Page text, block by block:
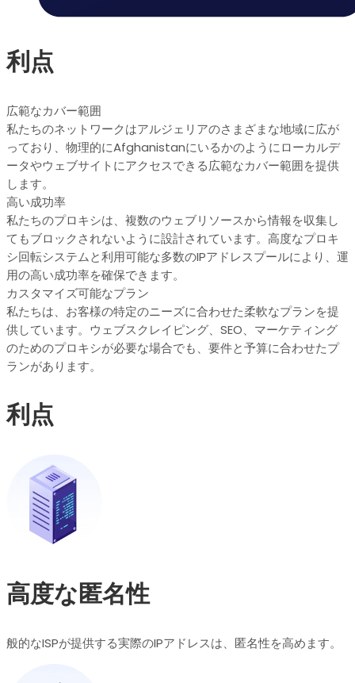
利点
広範なカバー範囲
私たちのネットワークはアルジェリアのさまざまな地域に広が
っており、物理的にAfghanistanにいるかのようにローカルデ
ータやウェブサイトにアクセスできる広範なカバー範囲を提供
します。
高い成功率
私たちのプロキシは、複数のウェブリソースから情報を収集し
てもブロックされないように設計されています。高度なプロキ
シ回転システムと利用可能な多数のIPアドレスプールにより、運
用の高い成功率を確保できます。
カスタマイズ可能なプラン
私たちは、お客様の特定のニーズに合わせた柔軟なプランを提
供しています。ウェブスクレイピング、SEO、マーケティング
のためのプロキシが必要な場合でも、要件と予算に合わせたプ
ランがあります。
利点
高度な匿名性
般的なISPが提供する実際のIPアドレスは、匿名性を高めます。